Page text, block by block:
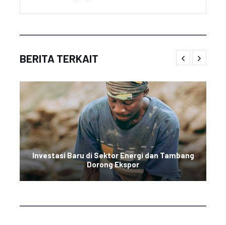
BERITA TERKAIT
Investasi Baru di Sektor Energi dan Tambang
Dorong Ekspor